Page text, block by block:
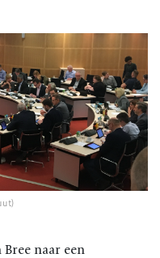
naar een